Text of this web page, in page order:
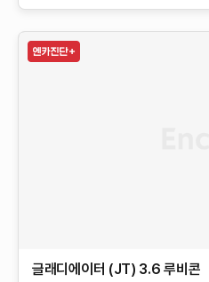
글래디에이터 (JT) 3.6 루비콘